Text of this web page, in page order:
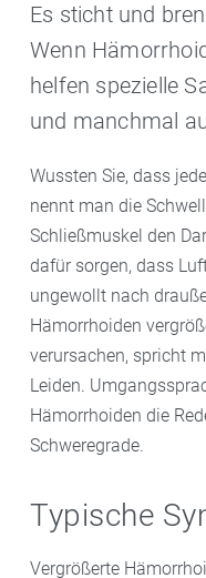
Es sticht und
Wenn
helfen spezielle
und manchmal
Wussten Sie, dass
nennt man die
Schließmuskel den
dafür sorgen, dass
ungewollt nach
Hämorrhoiden
verursachen, spricht
Leiden.
Hämorrhoiden die
Schweregrade.
Typische
Vergrößerte